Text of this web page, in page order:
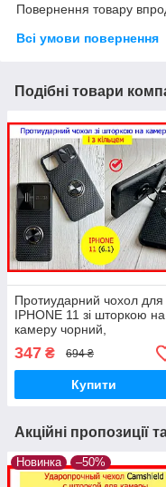
Повернення товару
Всі умови повернення
Подібні товари
Протиударний чохол для
IPHONE 11 зі шторкою на
камеру чорний,
кільцем на 11 айфон
бронь
347 ₴ 694 ₴
Купити
Акційні пропозиції
Новинка –50%